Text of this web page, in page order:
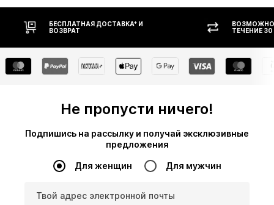
ВОЗМОЖНОСТЬ ВОЗВРАТА В
Не пропусти ничего!
Подпишись на рассылку и получай эксклюзивные
предложения
Для женщин Для мужчин
Твой адрес электронной почты